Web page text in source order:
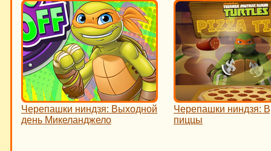
Черепашки ниндзя: Выходной
день Микеланджело
Черепашки ниндзя:
пиццы